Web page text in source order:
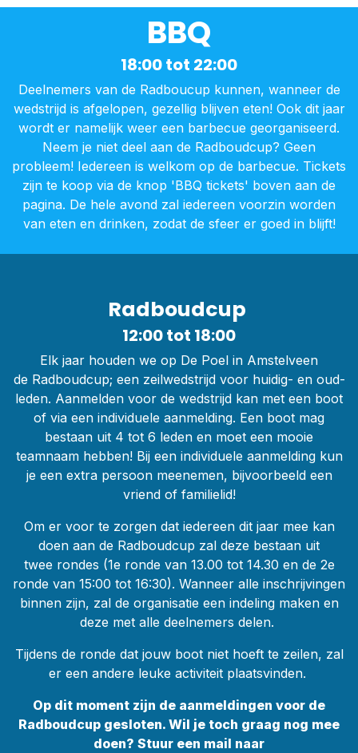
BBQ
18:00 tot 22:00
Deelnemers van de Radboucup kunnen, wanneer de
wedstrijd is afgelopen, gezellig blijven eten! Ook dit jaar
wordt er namelijk weer een barbecue georganiseerd.
Neem je niet deel aan de Radboudcup? Geen
probleem! Iedereen is welkom​ op de barbecue. Tickets
zijn te koop via de knop 'BBQ tickets' boven aan de
pagina. De hele avond zal iedereen voorzin worden
van eten en drinken, zodat de sfeer er goed in blijft!
Radboudcup
12:00 tot 18:00
Elk jaar houden we op De Poel in Amstelveen
de Radboudcup; een zeilwedstrijd voor huidig- en oud-
leden. Aanmelden voor de wedstrijd kan met een boot
of via een individuele aanmelding. Een boot mag
bestaan uit 4 tot 6 leden en moet een mooie
teamnaam hebben! Bij een individuele aanmelding kun
je een extra persoon meenemen, bijvoorbeeld een
vriend of familielid!
Om er voor te zorgen dat iedereen dit jaar mee kan
doen aan de Radboudcup zal deze bestaan uit
twee rondes (1e ronde van 13.00 tot 14.30 en de 2e
ronde van 15:00 tot 16:30). Wanneer alle inschrijvingen
binnen zijn, zal de organisatie een indeling maken en
deze met alle deelnemers delen.
Tijdens de ronde dat jouw boot niet hoeft te zeilen, zal
er een andere leuke activiteit plaatsvinden.
Op dit moment zijn de aanmeldingen voor de
Radboudcup gesloten. Wil je toch graag nog mee
doen? Stuur een mail naar